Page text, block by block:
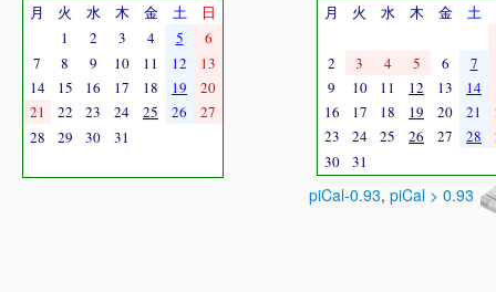
月 火 水 木 金 土
日
1
2 3 4 5
6
7
8 9 10 11 12
13
14
15 16 17 18 19
20
21
22 23 24 25 26
27
28
29 30 31
月 火 水 木 金 土
2 3 4 5 6
7
9
10 11 12 13 14
16
17 18 19 20 21
23
24 25 26 27 28
30
31
piCal-0.93, piCal > 0.93